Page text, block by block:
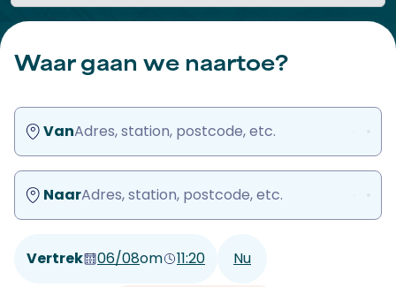
Waar gaan we naartoe?
VanAdres, station, postcode, etc.
NaarAdres, station, postcode, etc.
Vertrek 06/08om 11:20
Nu